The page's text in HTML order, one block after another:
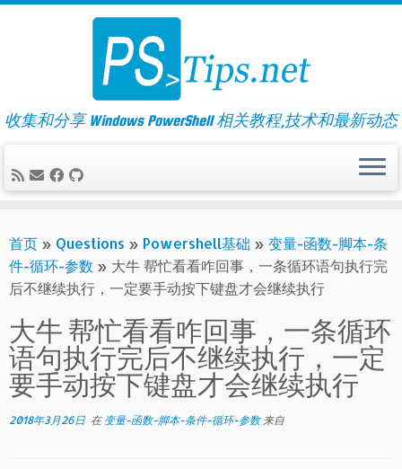
Skip
收集和分享 Windows PowerShell 相关教程,技术和最新动态
首页 » Questions » Powershell基础 » 变量-函数-脚本-条
件-循环-参数 » 大牛 帮忙看看咋回事，一条循环语句执行完
后不继续执行，一定要手动按下键盘才会继续执行
大牛 帮忙看看咋回事，一条循环
语句执行完后不继续执行，一定
要手动按下键盘才会继续执行
2018年3月26日 在 变量-函数-脚本-条件-循环-参数 来自